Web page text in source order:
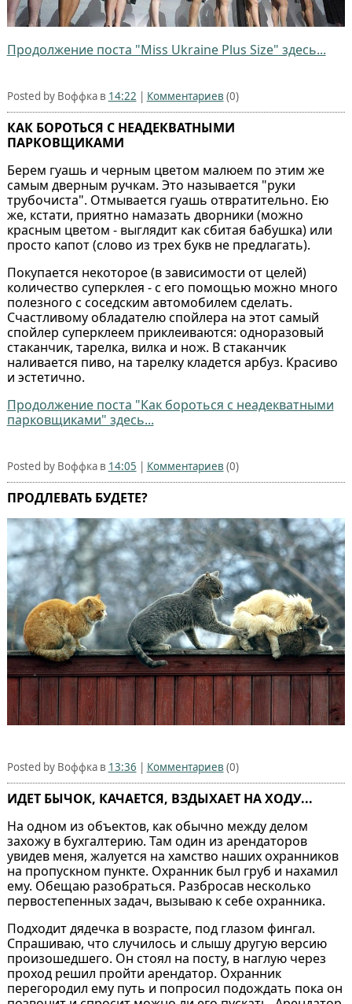
Продолжение поста "Miss Ukraine Plus Size" здесь...
Posted by Воффка в 14:22 | Комментариев (0)
КАК БОРОТЬСЯ С НЕАДЕКВАТНЫМИ
ПАРКОВЩИКАМИ
Берем гуашь и черным цветом малюем по этим же
самым дверным ручкам. Это называется "руки
трубочиста". Отмывается гуашь отвратительно. Ею
же, кстати, приятно намазать дворники (можно
красным цветом - выглядит как сбитая бабушка) или
просто капот (слово из трех букв не предлагать).
Покупается некоторое (в зависимости от целей)
количество суперклея - с его помощью можно много
полезного с соседским автомобилем сделать.
Счастливому обладателю спойлера на этот самый
спойлер суперклеем приклеиваются: одноразовый
стаканчик, тарелка, вилка и нож. В стаканчик
наливается пиво, на тарелку кладется арбуз. Красиво
и эстетично.
Продолжение поста "Как бороться с неадекватными
парковщиками" здесь...
Posted by Воффка в 14:05 | Комментариев (0)
ПРОДЛЕВАТЬ БУДЕТЕ?
Posted by Воффка в 13:36 | Комментариев (0)
ИДЕТ БЫЧОК, КАЧАЕТСЯ, ВЗДЫХАЕТ НА ХОДУ...
На одном из объектов, как обычно между делом
захожу в бухгалтерию. Там один из арендаторов
увидев меня, жалуется на хамство наших охранников
на пропускном пункте. Охранник был груб и нахамил
ему. Обещаю разобраться. Разбросав несколько
первостепенных задач, вызываю к себе охранника.
Подходит дядечка в возрасте, под глазом фингал.
Спрашиваю, что случилось и слышу другую версию
произошедшего. Он стоял на посту, в наглую через
проход решил пройти арендатор. Охранник
перегородил ему путь и попросил подождать пока он